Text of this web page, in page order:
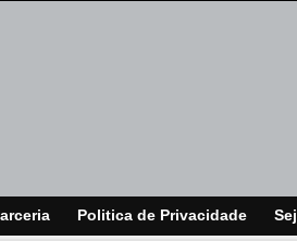
Politica de Privacidade